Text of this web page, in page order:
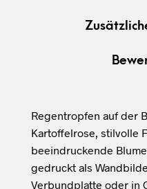
Regentropfen auf der
Kartoffelrose, stilvolle
beeindruckende
gedruckt als
Verbundplatte oder in